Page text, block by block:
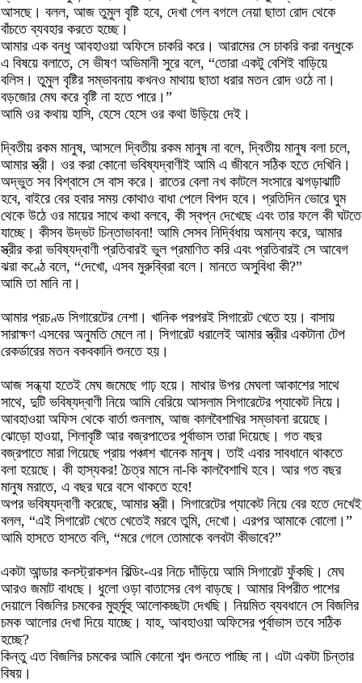
আসছে। বলল, আজ তুমুল বৃষ্টি হবে, দেখা গেল বগলে নেয়া ছাতা রোদ থেকে
বাঁচতে ব্যবহার করতে হচ্ছে।
আমার এক বন্ধু আবহাওয়া অফিসে চাকরি করে। আরামের সে চাকরি করা বন্ধুকে
এ বিষয়ে বলাতে, সে ভীষণ অভিমানী সুরে বলে, “তোরা একটু বেশিই বাড়িয়ে
বলিস। তুমুল বৃষ্টির সম্ভাবনায় কখনও মাথায় ছাতা ধরার মতন রোদ ওঠে না।
বড়জোর মেঘ করে বৃষ্টি না হতে পারে।”
আমি ওর কথায় হাসি, হেসে হেসে ওর কথা উড়িয়ে দেই।
দ্বিতীয় রকম মানুষ, আসলে দ্বিতীয় রকম মানুষ না বলে, দ্বিতীয় মানুষ বলা চলে,
আমার স্ত্রী। ওর করা কোনো ভবিষ্যদ্‌বাণীই আমি এ জীবনে সঠিক হতে দেখিনি।
অদ্ভুত সব বিশ্বাসে সে বাস করে। রাতের বেলা নখ কাটলে সংসারে ঝগড়াঝাটি
হবে, বাইরে বের হবার সময় কোথাও বাধা পেলে বিপদ হবে। প্রতিদিন ভোরে ঘুম
থেকে উঠে ওর মায়ের সাথে কথা বলবে, কী স্বপ্ন দেখেছে এবং তার ফলে কী ঘটতে
যাচ্ছে। কীসব উদ্ভট চিন্তাভাবনা! আমি সেসব নির্দ্বিধায় অমান্য করে, আমার
স্ত্রীর করা ভবিষ্যদ্‌বাণী প্রতিবারই ভুল প্রমাণিত করি এবং প্রতিবারই সে আবেগ
ঝরা কণ্ঠে বলে, “দেখো, এসব মুরুব্বিরা বলে। মানতে অসুবিধা কী?”
আমি তা মানি না।
আমার প্রচণ্ড সিগারেটের নেশা। খানিক পরপরই সিগারেট খেতে হয়। বাসায়
সারাক্ষণ এসবের অনুমতি মেলে না। সিগারেট ধরালেই আমার স্ত্রীর একটানা টেপ
রেকর্ডারের মতন বকবকানি শুনতে হয়।
আজ সন্ধ্যা হতেই মেঘ জমেছে গাঢ় হয়ে। মাথার উপর মেঘলা আকাশের সাথে
সাথে, দুটি ভবিষ্যদ্‌বাণী নিয়ে আমি বেরিয়ে আসলাম সিগারেটের প্যাকেট নিয়ে।
আবহাওয়া অফিস থেকে বার্তা শুনলাম, আজ কালবৈশাখির সম্ভাবনা রয়েছে।
ঝোড়ো হাওয়া, শিলাবৃষ্টি আর বজ্রপাতের পূর্বাভাস তারা দিয়েছে। গত বছর
বজ্রপাতে মারা গিয়েছে প্রায় পঞ্চাশ খানেক মানুষ। তাই এবার সাবধানে থাকতে
বলা হয়েছে। কী হাস্যকর! চৈত্র মাসে না-কি কালবৈশাখি হবে। আর গত বছর
মানুষ মরাতে, এ বছর ঘরে বসে থাকতে হবে!
অপর ভবিষ্যদ্‌বাণী করেছে, আমার স্ত্রী। সিগারেটের প্যাকেট নিয়ে বের হতে দেখেই
বলল, “এই সিগারেট খেতে খেতেই মরবে তুমি, দেখো। এরপর আমাকে বোলো।”
আমি হাসতে হাসতে বলি, “মরে গেলে তোমাকে বলবটা কীভাবে?”
একটা আন্ডার কনস্ট্রাকশন বিল্ডিং-এর নিচে দাঁড়িয়ে আমি সিগারেট ফুঁকছি। মেঘ
আরও জমাট বাধছে। ধুলো ওড়া বাতাসের বেগ বাড়ছে। আমার বিপরীত পাশের
দেয়ালে বিজলির চমকের মুহুর্মুহু আলোকচ্ছটা দেখছি। নিয়মিত ব্যবধানে সে বিজলির
চমক আলোর দেখা দিয়ে যাচ্ছে। যাহ, আবহাওয়া অফিসের পূর্বাভাস তবে সঠিক
হচ্ছে?
কিন্তু এত বিজলির চমকের আমি কোনো শব্দ শুনতে পাচ্ছি না। এটা একটা চিন্তার
বিষয়।